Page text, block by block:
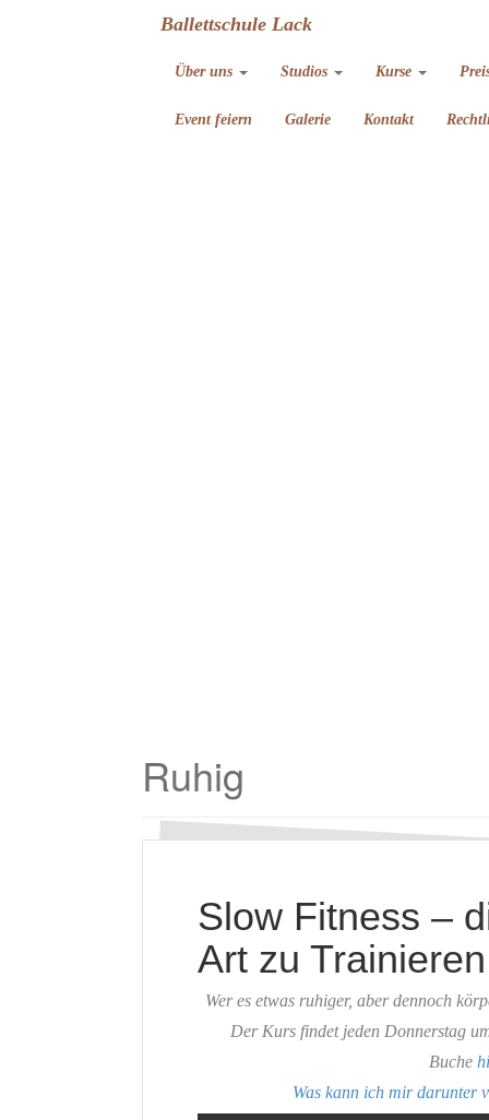
Ballettschule Lack
Über uns Studios Kurse
Event feiern Galerie Kontakt
Ruhig
Slow Fitness –
Art zu Trainieren
Wer es etwas ruhiger, aber dennoch
Der Kurs findet jeden Donnerstag
Buche
Was kann ich mir darunter